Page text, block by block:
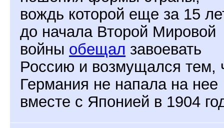
вождь которой еще за 15
до начала Второй Мировой
войны обещал завоевать
Россию и возмущался тем,
Германия не напала на нее
вместе с Японией в 1904